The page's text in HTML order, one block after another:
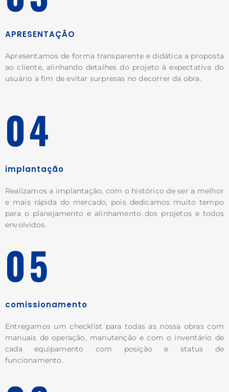
APRESENTAÇÃO
Apresentamos de forma transparente e didática a proposta
ao cliente, alinhando detalhes do projeto à expectativa do
usuário a fim de evitar surpresas no decorrer da obra.
04
implantação
Realizamos a implantação, com o histórico de ser a melhor
e mais rápida do mercado, pois dedicamos muito tempo
para o planejamento e alinhamento dos projetos e todos
envolvidos.
05
comissionamento
Entregamos um checklist para todas as nossa obras com
manuais de operação, manutenção e com o inventário de
cada equipamento com posição e status de
funcionamento.